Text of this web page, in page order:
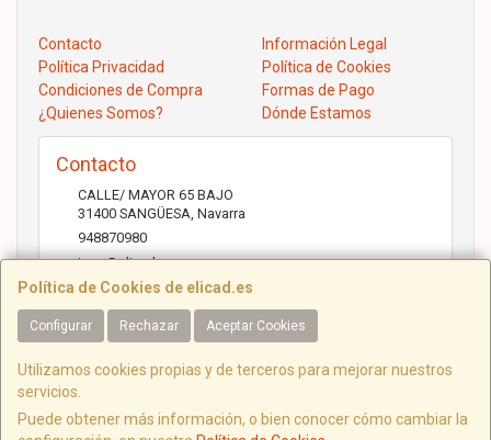
Política de Cookies de elicad.es
Configurar Rechazar Aceptar Cookies
Utilizamos cookies propias y de terceros para mejorar nuestros
servicios.
Puede obtener más información, o bien conocer cómo cambiar la
Contacto
Información Legal
Política Privacidad
Política de Cookies
Condiciones de Compra
Formas de Pago
¿Quienes Somos?
Dónde Estamos
Contacto
CALLE/ MAYOR 65 BAJO
31400 SANGÜESA Navarra
948870980
jose@elicad.com
Horario
Lunes a Viernes 9:30 a 20:00 Sábados 10.00 a 14.00